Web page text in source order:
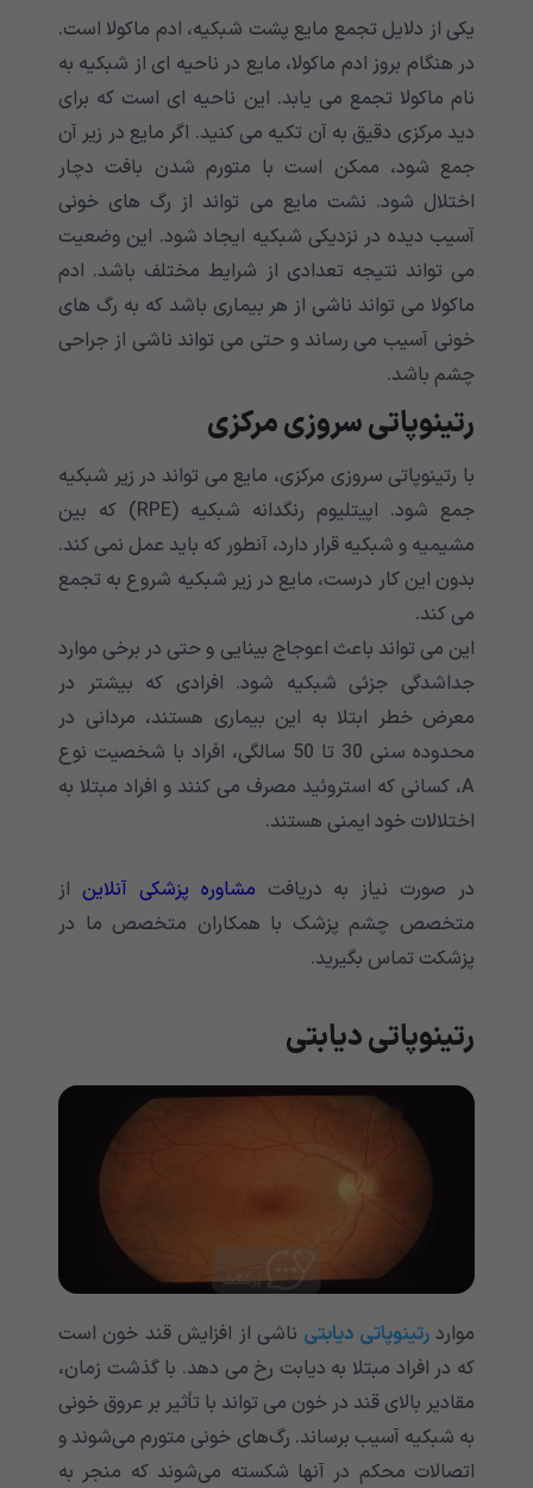
یکی از دلایل تجمع مایع پشت شبکیه، ادم ماکولا است.
در هنگام بروز ادم ماکولا، مایع در ناحیه ای از شبکیه به
نام ماکولا تجمع می یابد. این ناحیه ای است که برای
دید مرکزی دقیق به آن تکیه می کنید. اگر مایع در زیر آن
جمع شود، ممکن است با متورم شدن بافت دچار
اختلال شود. نشت مایع می تواند از رگ های خونی
آسیب دیده در نزدیکی شبکیه ایجاد شود. این وضعیت
می تواند نتیجه تعدادی از شرایط مختلف باشد. ادم
ماکولا می تواند ناشی از هر بیماری باشد که به رگ های
خونی آسیب می رساند و حتی می تواند ناشی از جراحی
چشم باشد.
رتینوپاتی سروزی مرکزی
با رتینوپاتی سروزی مرکزی، مایع می تواند در زیر شبکیه
جمع شود. اپیتلیوم رنگدانه شبکیه (RPE) که بین
مشیمیه و شبکیه قرار دارد، آنطور که باید عمل نمی کند.
بدون این کار درست، مایع در زیر شبکیه شروع به تجمع
می کند.
این می تواند باعث اعوجاج بینایی و حتی در برخی موارد
جداشدگی جزئی شبکیه شود. افرادی که بیشتر در
معرض خطر ابتلا به این بیماری هستند، مردانی در
محدوده سنی 30 تا 50 سالگی، افراد با شخصیت نوع
A، کسانی که استروئید مصرف می کنند و افراد مبتلا به
اختلالات خود ایمنی هستند.
در صورت نیاز به دریافت مشاوره پزشکی آنلاین از
متخصص چشم پزشک با همکاران متخصص ما در
پزشکت تماس بگیرید.
رتینوپاتی دیابتی
مواردرتینوپاتی دیابتی ناشی از افزایش قند خون است
که در افراد مبتلا به دیابت رخ می دهد. با گذشت زمان،
مقادیر بالای قند در خون می تواند با تأثیر بر عروق خونی
به شبکیه آسیب برساند. رگ‌های خونی متورم می‌شوند و
اتصالات محکم در آنها شکسته می‌شوند که منجر به